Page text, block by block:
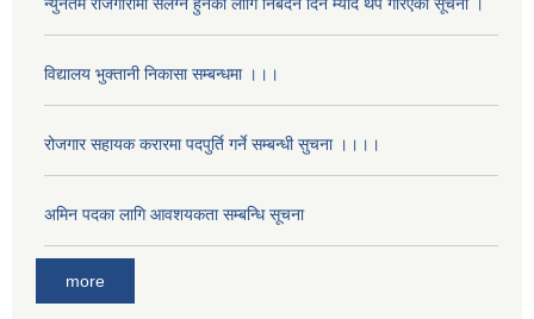
विद्यालय भुक्तानी निकासा सम्बन्धमा ।।।
रोजगार सहायक करारमा पदपुर्ति गर्ने सम्बन्धी सुचना ।।।।
अमिन पदका लागि आवशयकता सम्बन्धि सूचना
more